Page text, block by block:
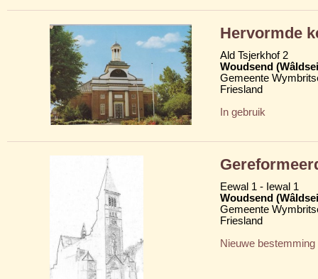
Hervormde
Ald Tsjerkhof 2
Woudsend
Gemeente
Friesland
In gebruik
Eewal 1 - Iewal 1
Woudsend
Gemeente
Friesland
Nieuwe bestemming